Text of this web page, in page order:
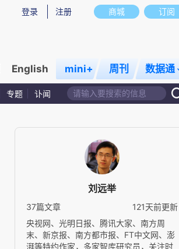
商城 订阅
登录 注册
English mini+ 周刊 数据通
专题 讣闻
刘远举
37篇文章
121天前更新
央视网、光明日报、腾讯大家、南方周
末、新京报、南方都市报、FT中文网、澎
湃等特约作家，多家智库研究员，关注时